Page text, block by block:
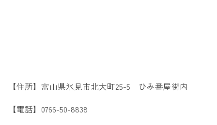
【住所】富山県氷見市北大町25-5 ひみ番屋街内
【電話】0766-50-8838